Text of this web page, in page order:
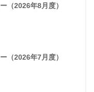
（2026年8月度）
（2026年7月度）